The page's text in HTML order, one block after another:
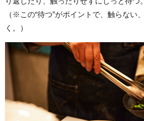
（※この“待つ”がポイントで、触らない
く。）